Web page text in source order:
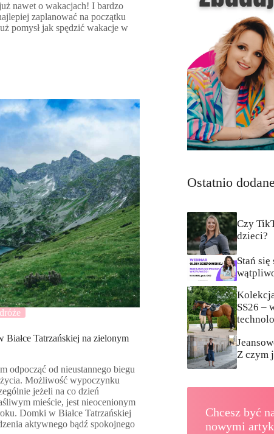
nawet o wakacjach! I bardzo
zaplanować na początku
pomysł jak spędzić wakacje w
Tatrzańskiej na zielonym
odpocząć od nieustannego biegu
Możliwość wypoczynku
jeżeli na co dzień
mieście, jest nieocenionym
Domki w Białce Tatrzańskiej
aktywnego bądź spokojnego
Ostatnio dodane
Czy
dzieci?
Stań
SS26 –
Z czym
Chcesz być
nowymi